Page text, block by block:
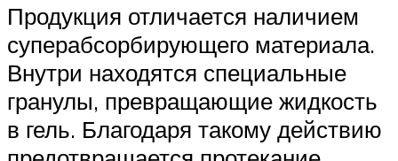
Продукция отличается наличием
суперабсорбирующего материала.
Внутри находятся специальные
гранулы, превращающие жидкость
в гель. Благодаря такому действию